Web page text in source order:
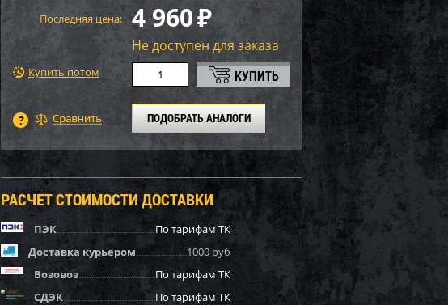
Последняя цена: 4 960₽
Не доступен для заказа
Купить потом
ПОДОБРАТЬ АНАЛОГИ
РАСЧЕТ СТОИМОСТИ ДОСТАВКИ
ПЭК
По тарифам ТК
Доставка курьером
1000 руб
Возовоз
По тарифам ТК
СДЭК
По тарифам ТК